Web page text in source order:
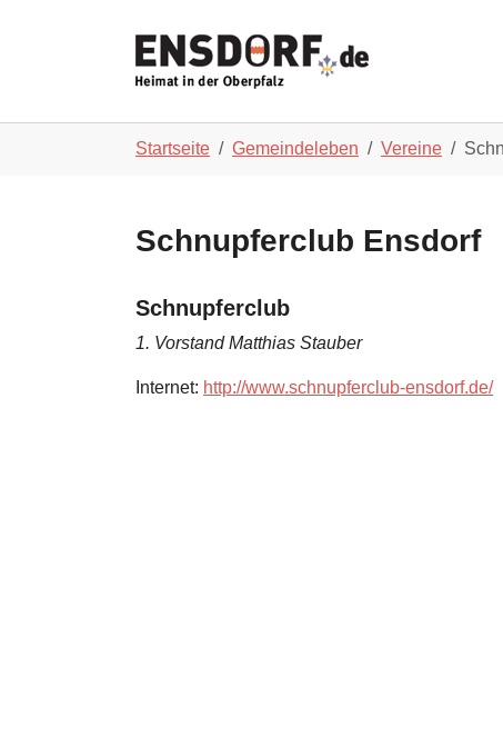
Startseite Gemeindeleben Vereine
Schnupferclub Ensdorf
Schnupferclub
1. Vorstand Matthias Stauber
Internet: http://www.schnupferclub-ensdorf.de/